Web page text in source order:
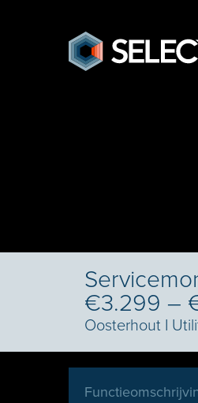
€3.299 –
Oosterhout I